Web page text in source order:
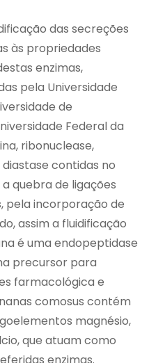
das secreções
às propriedades
enzimas,
pela Universidade
de
Federal da
ribonuclease,
contidas no
quebra de ligações
pela incorporação de
assim a fluidificação
é uma endopeptidase
precursor para
farmacológica e
comosus contém
magnésio,
que atuam como